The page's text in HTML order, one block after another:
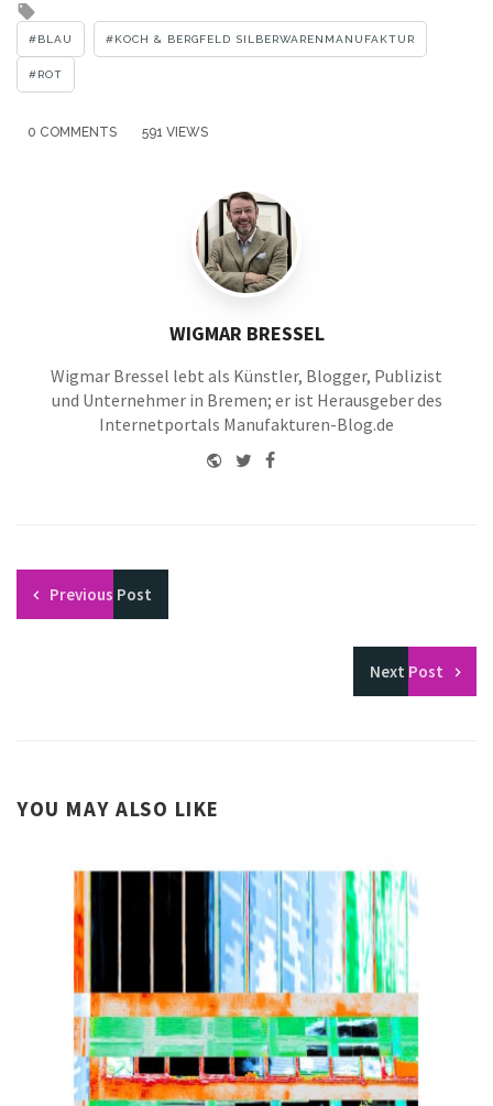
with
BLAU KOCH & BERGFELD SILBERWARENMANUFAKTUR
ROT
0 COMMENTS 591 VIEWS
WIGMAR BRESSEL
Wigmar Bressel lebt als Künstler, Blogger, Publizist
und Unternehmer in Bremen; er ist Herausgeber des
Internetportals Manufakturen-Blog.de
WebsiteTwitterFacebook
Previous Post
Next Post
YOU MAY ALSO LIKE